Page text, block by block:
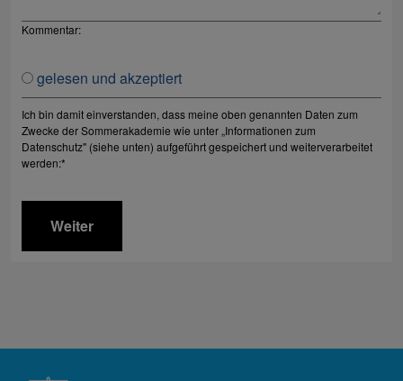
Kommentar:
Ich bin damit einverstanden, dass meine oben genannten Daten zum
Zwecke der Sommerakademie wie unter „Informationen zum
Datenschutz" (siehe unten) aufgeführt gespeichert und weiterverarbeitet
werden:*
gelesen und akzeptiert